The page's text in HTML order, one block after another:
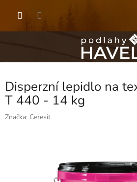
Disperzní lepidlo na
T 440 - 14 kg
Značka: Ceresit